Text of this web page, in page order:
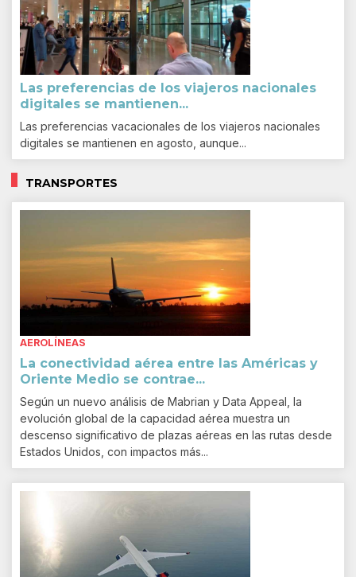
Las preferencias de los viajeros nacionales
digitales se mantienen...
Las preferencias vacacionales de los viajeros nacionales
digitales se mantienen en agosto, aunque...
TRANSPORTES
AEROLÍNEAS
La conectividad aérea entre las Américas y
Oriente Medio se contrae...
Según un nuevo análisis de Mabrian y Data Appeal, la
evolución global de la capacidad aérea muestra un
descenso significativo de plazas aéreas en las rutas desde
Estados Unidos, con impactos más...